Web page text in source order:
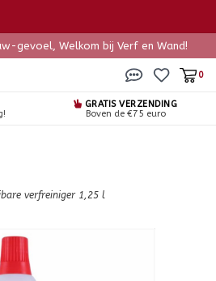
gevoel, Welkom bij Verf en Wand!
0
GRATIS VERZENDING
Boven de €75 euro
verfreiniger 1,25 l